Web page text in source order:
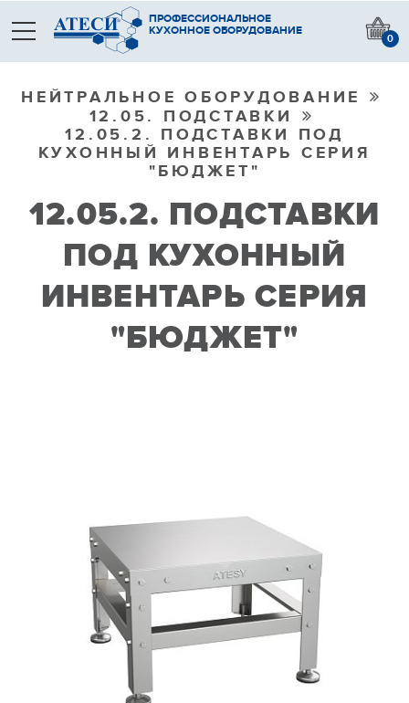
ПРОФЕССИОНАЛЬНОЕ
КУХОННОЕ ОБОРУДОВАНИЕ
0
НЕЙТРАЛЬНОЕ ОБОРУДОВАНИЕ
12.05. ПОДСТАВКИ
12.05.2. ПОДСТАВКИ ПОД
КУХОННЫЙ ИНВЕНТАРЬ СЕРИЯ
"БЮДЖЕТ"
12.05.2. ПОДСТАВКИ
ПОД КУХОННЫЙ
ИНВЕНТАРЬ СЕРИЯ
"БЮДЖЕТ"